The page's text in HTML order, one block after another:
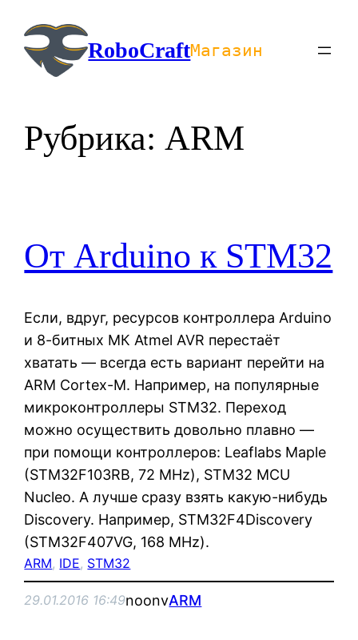
содержимомуRoboCraftМагазин
Рубрика:ARM
От Arduino к STM32
Если, вдруг, ресурсов контроллера Arduino
и 8-битных МК Atmel AVR перестаёт
хватать — всегда есть вариант перейти на
ARM Cortex-M. Например, на популярные
микроконтроллеры STM32. Переход
можно осуществить довольно плавно —
при помощи контроллеров: Leaflabs Maple
(STM32F103RB, 72 MHz), STM32 MCU
Nucleo. А лучше сразу взять какую-нибудь
Discovery. Например, STM32F4Discovery
(STM32F407VG, 168 MHz).
ARM, IDE, STM32
29.01.2016 16:49noonvARM